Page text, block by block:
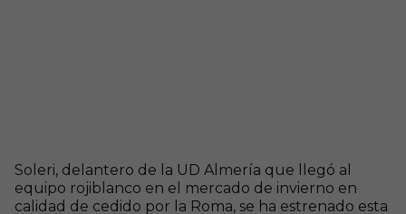
Soleri, delantero de la UD Almería que llegó al
equipo rojiblanco en el mercado de invierno en
calidad de cedido por la Roma, se ha estrenado esta